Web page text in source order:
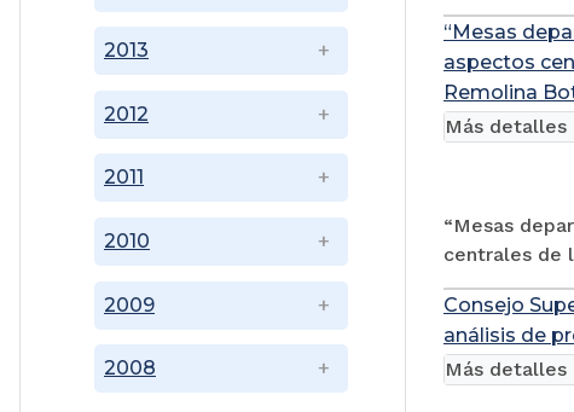
2008
2009
2010
2011
2012
2013
“Mesas
aspectos
Remolina
“Mesas
centrales de
Más detalles
Consejo
análisis de
Más detalles